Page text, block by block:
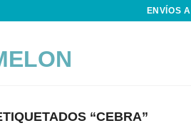
ENVÍOS
“CEBRA”